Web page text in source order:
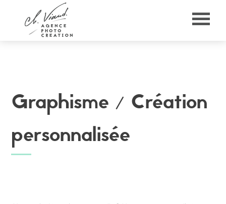
Graphisme / Création
personnalisée
Panneau de gestion des cookies